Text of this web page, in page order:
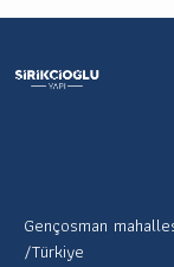
Gençosman
/Türkiye